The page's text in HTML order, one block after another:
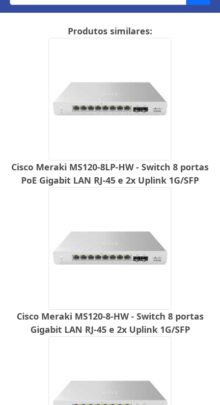
Produtos similares:
Cisco Meraki MS120-8LP-HW - Switch 8 portas
PoE Gigabit LAN RJ-45 e 2x Uplink 1G/SFP
Cisco Meraki MS120-8-HW - Switch 8 portas
Gigabit LAN RJ-45 e 2x Uplink 1G/SFP